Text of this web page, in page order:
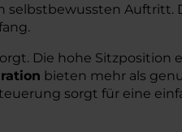
Auftritt.
Die hohe
bieten mehr als
sorgt für eine